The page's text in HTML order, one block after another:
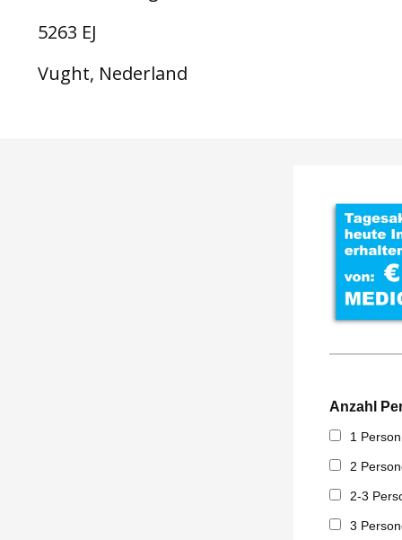
5263 EJ
Vught, Nederland
Anzahl
1 Person
2
2-3
3